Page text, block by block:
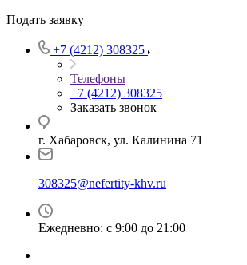
Подать заявку
+7 (4212) 308325
Телефоны
+7 (4212) 308325
Заказать звонок
г. Хабаровск, ул. Калинина 71
308325@nefertity-khv.ru
Ежедневно: с 9:00 до 21:00